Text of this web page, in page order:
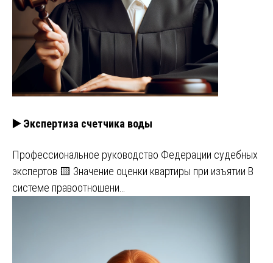
▶️ Экспертиза счетчика воды
Профессиональное руководство Федерации судебных
экспертов 🟨 Значение оценки квартиры при изъятии В
системе правоотношени…